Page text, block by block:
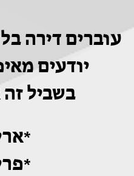
עוברים דירה
יודעים
בשביל